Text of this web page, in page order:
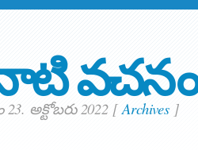
వచనం
అక్టోబరు 2022 [Archives ]